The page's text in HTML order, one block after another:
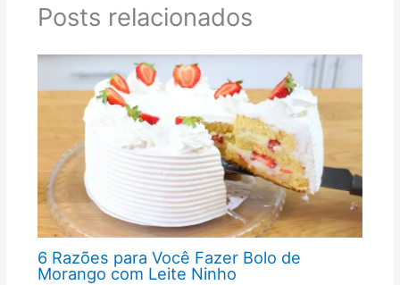
Posts relacionados
6 Razões para Você Fazer Bolo de
Morango com Leite Ninho